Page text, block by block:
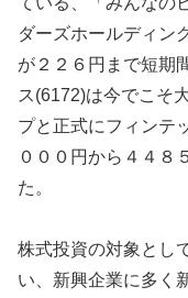
ダーズホールディン
が２２６円まで短期
ス(6172)は今でこそ
プと正式にフィンテ
０００円から４４８
た。
株式投資の対象とし
い、新興企業に多く